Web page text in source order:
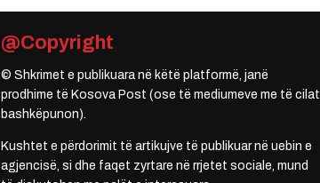
@Copyright
© Shkrimet e publikuara në këtë platformë, janë
prodhime të Kosova Post (ose të mediumeve me të cilat
bashkëpunon).
Kushtet e përdorimit të artikujve të publikuar në uebin e
agjencisë, si dhe faqet zyrtare në rrjetet sociale, mund